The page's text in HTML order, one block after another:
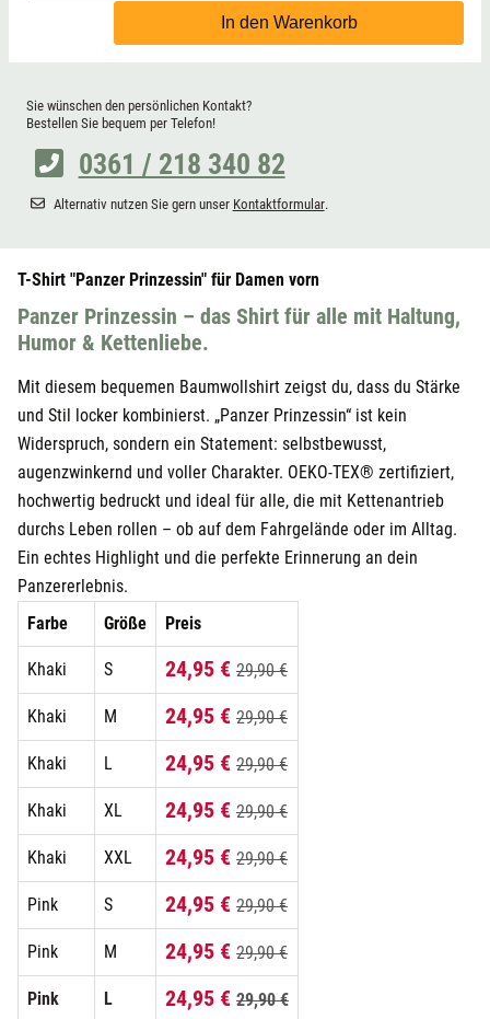
In den Warenkorb
Sie wünschen den persönlichen Kontakt?
Bestellen Sie bequem per Telefon!
0361 / 218 340 82
Alternativ nutzen Sie gern unser Kontaktformular.
T-Shirt "Panzer Prinzessin" für Damen vorn
Panzer Prinzessin – das Shirt für alle mit Haltung,
Humor & Kettenliebe.
Mit diesem bequemen Baumwollshirt zeigst du, dass du Stärke
und Stil locker kombinierst. „Panzer Prinzessin“ ist kein
Widerspruch, sondern ein Statement: selbstbewusst,
augenzwinkernd und voller Charakter. OEKO-TEX® zertifiziert,
hochwertig bedruckt und ideal für alle, die mit Kettenantrieb
durchs Leben rollen – ob auf dem Fahrgelände oder im Alltag.
Ein echtes Highlight und die perfekte Erinnerung an dein
Panzererlebnis.
Farbe
Größe Preis
Khaki S 24,95 € 29,90 €
Khaki M 24,95 € 29,90 €
Khaki L 24,95 € 29,90 €
Khaki XL 24,95 € 29,90 €
Khaki XXL 24,95 € 29,90 €
Pink S 24,95 € 29,90 €
Pink M 24,95 € 29,90 €
Pink L 24,95 € 29,90 €